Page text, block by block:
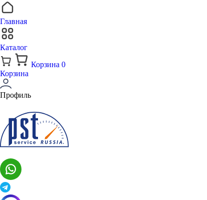
Главная
Каталог
Корзина 0
Корзина
Профиль